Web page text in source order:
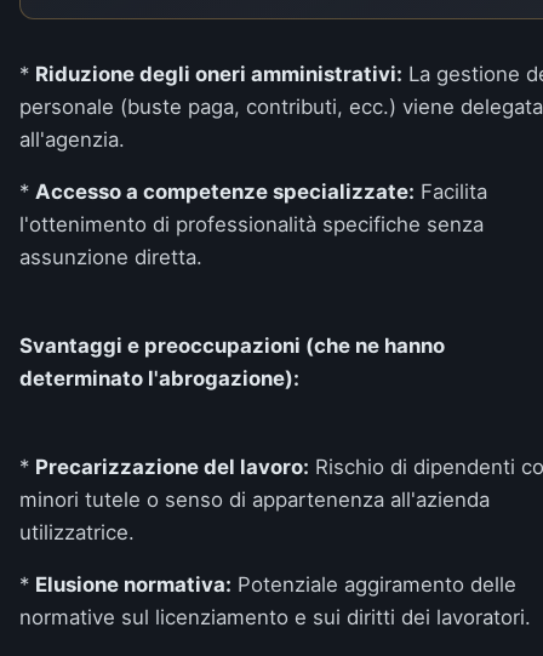
* Riduzione degli oneri amministrativi: La gestione
personale (buste paga, contributi, ecc.) viene delegata
all'agenzia.
* Accesso a competenze specializzate: Facilita
l'ottenimento di professionalità specifiche senza
assunzione diretta.
Svantaggi e preoccupazioni (che ne hanno
determinato l'abrogazione):
* Precarizzazione del lavoro: Rischio di dipendenti
minori tutele o senso di appartenenza all'azienda
utilizzatrice.
* Elusione normativa: Potenziale aggiramento delle
normative sul licenziamento e sui diritti dei lavoratori.